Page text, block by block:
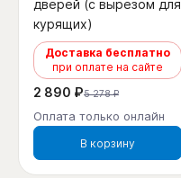
дверей (с вырезом для
курящих)
Доставка бесплатно
при оплате на сайте
2 890 ₽5 278 ₽
Оплата только онлайн
В корзину